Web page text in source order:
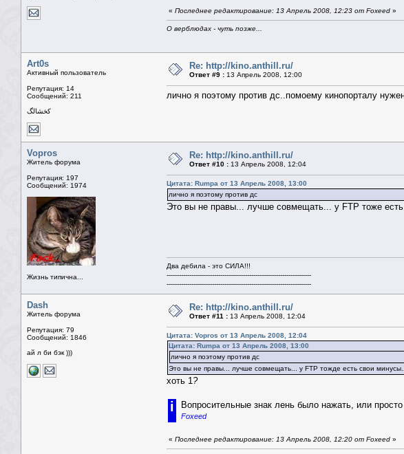
« Последнее редактирование: 13 Апрель 2008, 12:23 от Foxeed »
О верблюдах - чуть позже...
Art0s
Активный пользователь
Репутация: 14
Сообщений: 211
كخشالگ
Re: http://kino.anthill.ru/
Ответ #9 : 13 Апрель 2008, 12:00
лично я поэтому против дс..помоему кинопорталу
Vopros
Житель форума
Репутация: 197
Сообщений: 1974
Жизнь типична...
Re: http://kino.anthill.ru/
Ответ #10 : 13 Апрель 2008, 12:04
Цитата: Rumpa от 13 Апрель 2008, 13:00
лично я поэтому против дс
Это вы не правы... лучше совмещать... у FTP тоже
Два дебила - это СИЛА!!!
----------------------------------------------------------------------
----------------------------------------------------------------------
Dash
Житель форума
Репутация: 79
Сообщений: 1846
ай л би бэк )))
Re: http://kino.anthill.ru/
Ответ #11 : 13 Апрель 2008, 12:04
Цитата: Vopros от 13 Апрель 2008, 12:04
Цитата: Rumpa от 13 Апрель 2008, 13:00
лично я поэтому против дс
Это вы не правы... лучше совмещать... у FTP тожде есть свои
хоть 1?
i Вопросительные знак лень было нажать, или
Foxeed
« Последнее редактирование: 13 Апрель 2008, 12:20 от Foxeed »